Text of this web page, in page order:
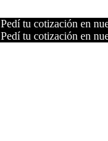
Pedí tu cotización en
Pedí tu cotización en